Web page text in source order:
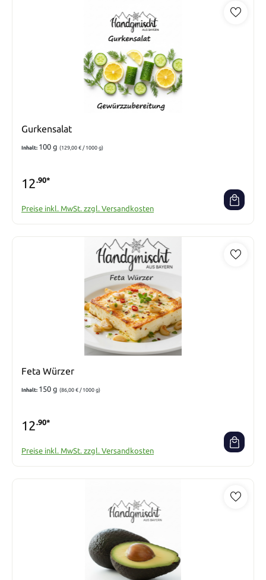
Gurkensalat
Inhalt: 100 g (129,00 € / 1000 g)
12 .90*
Preise inkl. MwSt. zzgl. Versandkosten
Feta Würzer
Inhalt: 150 g (86,00 € / 1000 g)
12 .90*
Preise inkl. MwSt. zzgl. Versandkosten